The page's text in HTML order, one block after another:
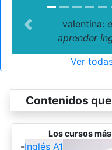
valentina:
aprender
Previous
Ver
Contenidos
Los cursos
-Inglés A1